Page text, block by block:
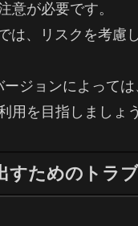
意が必要です。
は、リスクを考慮
ジョンによって
用を目指しましょう
すためのトラ